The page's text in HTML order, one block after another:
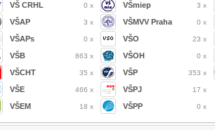
VŠ CRHL 0 x
VŠAP 3 x
VŠAPs 0 x
VŠB 863 x
VŠCHT 35 x
VŠE 466 x
VŠEM 18 x
VŠmiep 3 x
VŠMVV Praha 0 x
VŠO 23 x
VŠOH 0 x
VŠP 353 x
VŠPJ 17 x
VŠPP 0 x